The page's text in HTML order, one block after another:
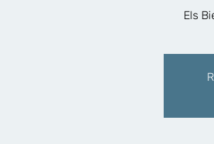
Els